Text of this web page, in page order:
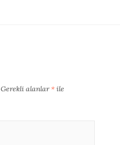
Gerekli alanlar* ile